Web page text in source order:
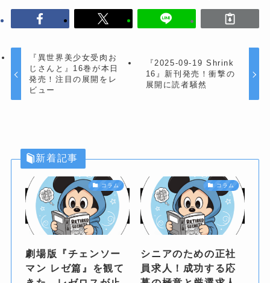
『異世界美少女受肉お
じさんと』16巻が本日
発売！注目の展開をレ
ビュー
『2025-09-19 Shrink
16』新刊発売！衝撃の
展開に読者騒然
新着記事
コラム
劇場版『チェンソー
マン レゼ篇』を観て
コラム
シニアのための正社
員求人！成功する応